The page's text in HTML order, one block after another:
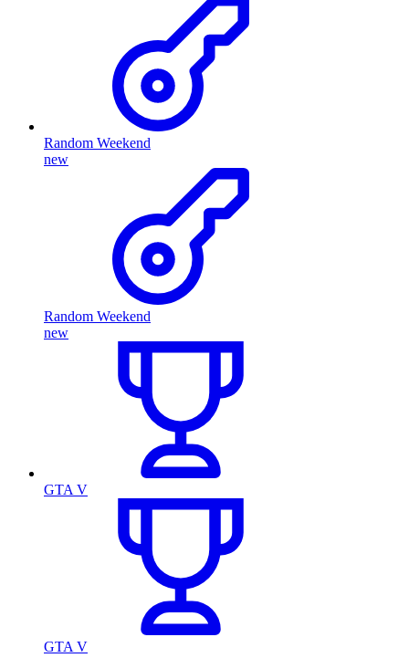
Random Weekend
new
Random Weekend
new
GTA V
GTA V